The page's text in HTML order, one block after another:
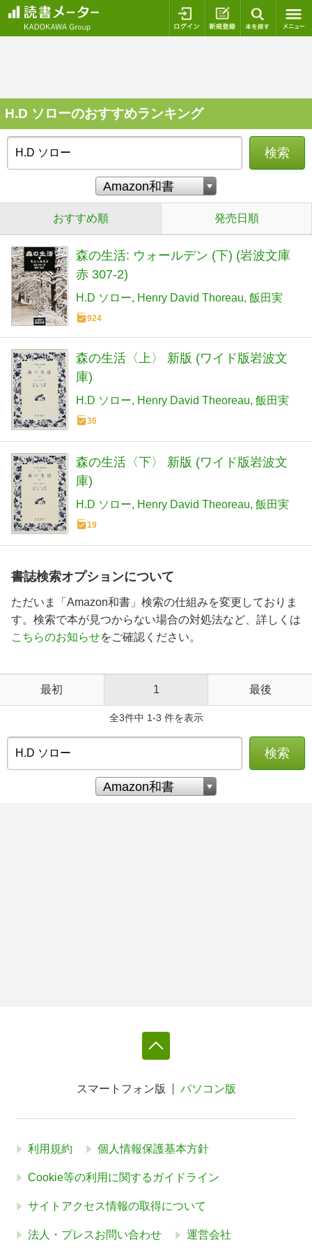
ログイン 新規登録
H.D ソローのおすすめランキング
検索
おすすめ順 発売日順
森の生活: ウォールデン (下) (岩波文庫
赤 307-2)
H.D ソロー Henry David Thoreau 飯田実
924
森の生活〈上〉 新版 (ワイド版岩波文
庫)
H.D ソロー Henry David Theoreau 飯田実
36
森の生活〈下〉 新版 (ワイド版岩波文
庫)
H.D ソロー Henry David Theoreau 飯田実
19
書誌検索オプションについて
ただいま「Amazon和書」検索の仕組みを変更しておりま
す。検索で本が見つからない場合の対処法など、詳しくは
こちらのお知らせをご確認ください。
最初 1 最後
全3件中 1-3 件を表示
検索
スマートフォン版 パソコン版
利用規約 個人情報保護基本方針
Cookie等の利用に関するガイドライン
サイトアクセス情報の取得について
法人・プレスお問い合わせ 運営会社